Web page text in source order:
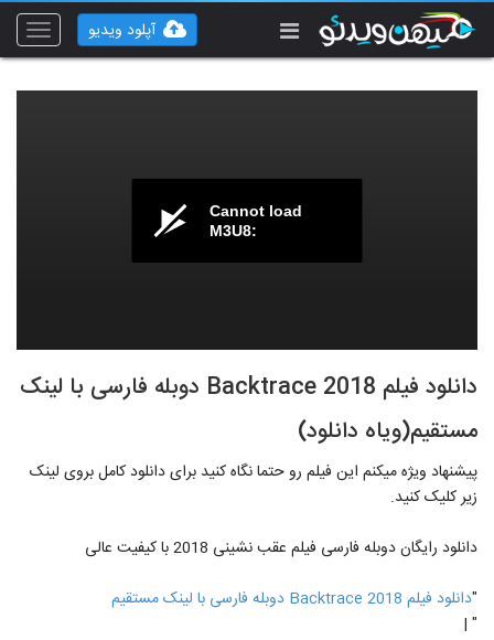
Toggle
آپلود ویدیو
Cannot load
M3U8:
دانلود فیلم Backtrace 2018 دوبله فارسی با لینک
مستقیم(ویاه دانلود)
پیشنهاد ویژه میکنم این فیلم رو حتما نگاه کنید برای دانلود کامل بروی لینک
زیر کلیک کنید.
دانلود رایگان دوبله فارسی فیلم عقب نشینی 2018 با کیفیت عالی
"دانلود فیلم Backtrace 2018 دوبله فارسی با لینک مستقیم
" |